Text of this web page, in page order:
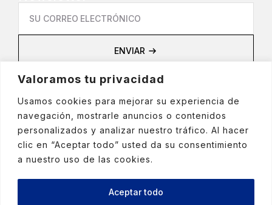
Valoramos tu privacidad
Usamos cookies para mejorar su experiencia de
navegación, mostrarle anuncios o contenidos
personalizados y analizar nuestro tráfico. Al hacer
clic en “Aceptar todo” usted da su consentimiento
a nuestro uso de las cookies.
Aceptar todo
Email
ENVIAR
Privacidad
Política de privacidad
Política de cookies
Política de Redes Sociales
+(34) 972 429 167
Crta. de la Bruguera nº10 - 17150 Sant Gregori -